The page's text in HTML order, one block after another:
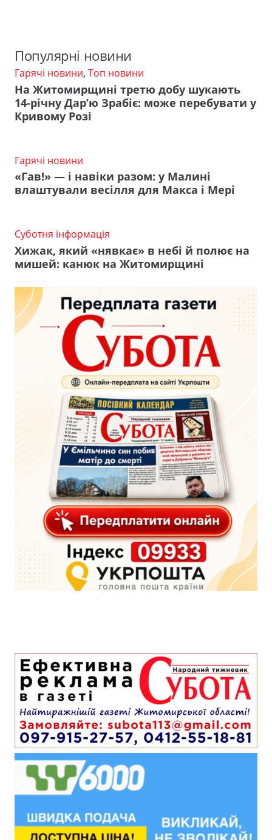
Популярні новини
Гарячі новини, Топ новини
На Житомирщині третю добу шукають
14-річну Дар’ю Зрабіє: може перебувати у
Кривому Розі
Гарячі новини
«Гав!» — і навіки разом: у Малині
влаштували весілля для Макса і Мері
Суботня інформація
Хижак, який «нявкає» в небі й полює на
мишей: канюк на Житомирщині